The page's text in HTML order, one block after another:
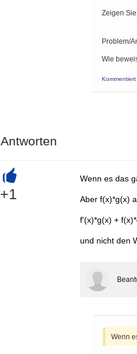
Zeigen
Problem/
Wie
Kommentiert
Antworten
+
+1
Wenn es das
Aber f(x)*g(x)
f'(x)*g(x) +
und nicht den
Wenn